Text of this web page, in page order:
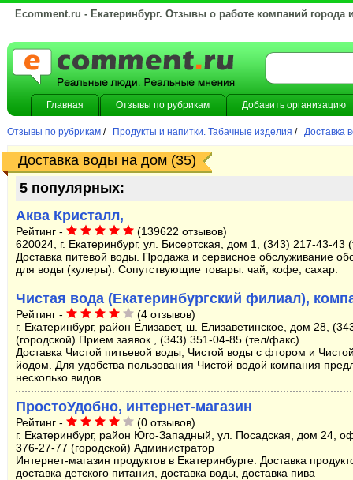
Ecomment.ru - Екатеринбург. Отзывы о работе компаний города
Главная Отзывы по рубрикам Добавить организацию
Отзывы по рубрикам / Продукты и напитки. Табачные изделия / Доставка
Доставка воды на дом (35)
5 популярных:
Аква Кристалл,
Рейтинг -
(139622 отзывов)
620024, г. Екатеринбург, ул. Бисертская, дом 1, (343) 217-43-43
Доставка питевой воды. Продажа и сервисное обслуживание
для воды (кулеры). Сопутствующие товары: чай, кофе, сахар.
Чистая вода (Екатеринбургский филиал),
Рейтинг -
(4 отзывов)
г. Екатеринбург, район Елизавет, ш. Елизаветинское, дом 28,
(городской) Прием заявок , (343) 351-04-85 (тел/факс)
Доставка Чистой питьевой воды, Чистой воды с фтором и
йодом. Для удобства пользования Чистой водой компания
несколько видов...
ПростоУдобно, интернет-магазин
Рейтинг -
(0 отзывов)
г. Екатеринбург, район Юго-Западный, ул. Посадская, дом 24,
376-27-77 (городской) Администратор
Интернет-магазин продуктов в Екатеринбурге. Доставка
доставка детского питания, доставка воды, доставка пива